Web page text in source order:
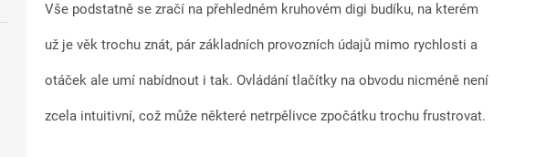
Vše podstatně se zračí na přehledném kruhovém digi budíku, na kterém
už je věk trochu znát, pár základních provozních údajů mimo rychlosti a
otáček ale umí nabídnout i tak. Ovládání tlačítky na obvodu nicméně není
zcela intuitivní, což může některé netrpělivce zpočátku trochu frustrovat.